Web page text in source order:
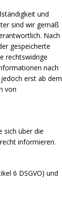
und
sind wir gemäß
Nach
gespeicherte
rechtswidrige
nach
erst ab dem
von
sich über die
informieren.
6 DSGVO) und